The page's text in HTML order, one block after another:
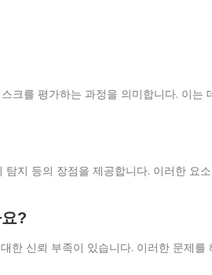
크를 평가하는 과정을 의미합니다. 이는
지 등의 장점을 제공합니다. 이러한 요
?
한 신뢰 부족이 있습니다. 이러한 문제를